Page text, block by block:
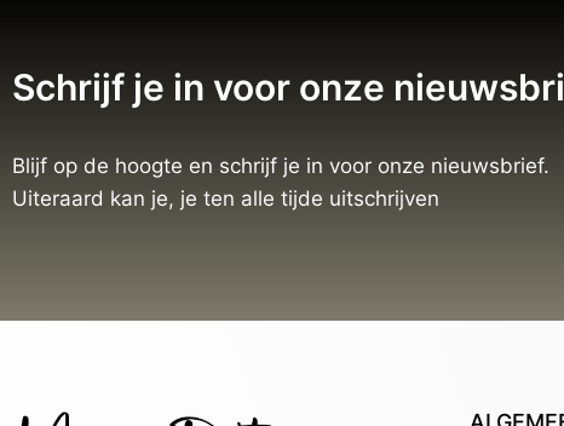
Schrijf je in voor onze
Blijf op de hoogte en schrijf je in voor onze nieuwsbrief.
Uiteraard kan je, je ten alle tijde uitschrijven